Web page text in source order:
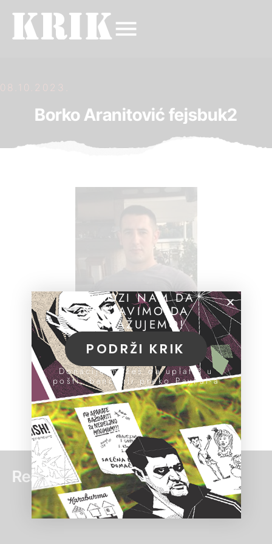
08.10.2023.
Borko Aranitović fejsbuk2
Read more:
POMOZI NAM DA
NASTAVIMO DA
ISTRAŽUJEMO!
PODRŽI KRIK
Donacije možeš da uplatiš u
pošti, banci ili preko PayPal-a